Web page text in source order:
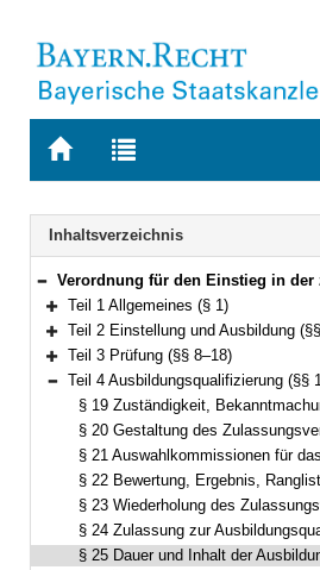
Zur
BAYERN.RECHT
Zur
letzten
Suche
Navigation
Inhaltsverzeichnis
Bereich reduzieren
Verordnung für den Einstieg in der zweiten und dritten Qualifikationsebene im fachlichen Schwerpunkt Ländliche Entwicklung
Bereich erweitern
Teil 1 Allgemeines (§ 1)
Bereich erweitern
Teil 2 Einstellung und Ausbildung
Bereich erweitern
Teil 3 Prüfung (§§ 8–18)
Bereich reduzieren
Teil 4 Ausbildungsqualifizierung (§§
§ 19 Zuständigkeit,
§ 20 Gestaltung des
§ 21 Auswahlkommissionen für
§ 22 Bewertung, Ergebnis,
§ 23 Wiederholung des
§ 24 Zulassung zur
§ 25 Dauer und Inhalt der